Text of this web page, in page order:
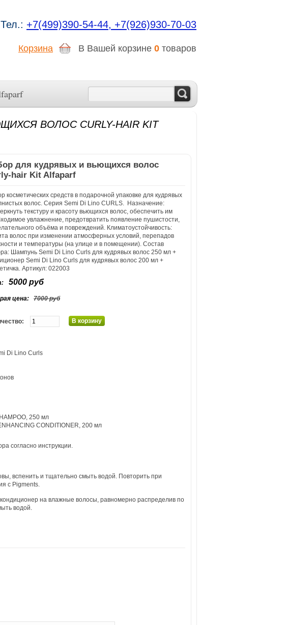
Тел.: +7(499)390-54-44, +7(926)930-70-03
Корзина В Вашей корзине 0 товаров
ВОЛОС CURLY-HAIR KIT
для кудрявых и вьющихся волос
hair Kit Alfaparf
косметических средств в подарочной упаковке для кудрявых
волос. Серия Semi Di Lino CURLS. Назначение:
текстуру и красоту вьющихся волос, обеспечить им
увлажнение, предотвратить появление пушистости,
объёма и повреждений. Климатоустойчивость:
волос при изменении атмосферных условий, перепадов
и температуры (на улице и в помещении). Состав
Шампунь Semi Di Lino Curls для кудрявых волос 250 мл +
Semi Di Lino Curls для кудрявых волос 200 мл +
Артикул: 022003
5000 руб
цена: 7000 руб
Di Lino Curls
250 мл
CONDITIONER, 200 мл
согласно инструкции.
вспенить и тщательно смыть водой. Повторить при
с Pigments.
на влажные волосы, равномерно распределив по
водой.